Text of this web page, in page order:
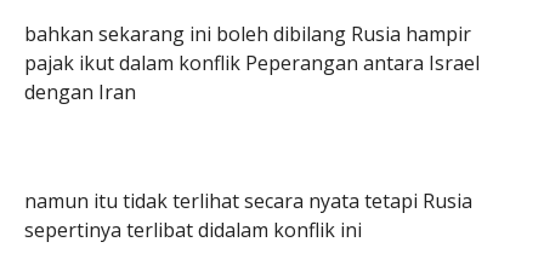
bahkan sekarang ini boleh dibilang Rusia hampir
pajak ikut dalam konflik Peperangan antara Israel
dengan Iran
namun itu tidak terlihat secara nyata tetapi Rusia
sepertinya terlibat didalam konflik ini